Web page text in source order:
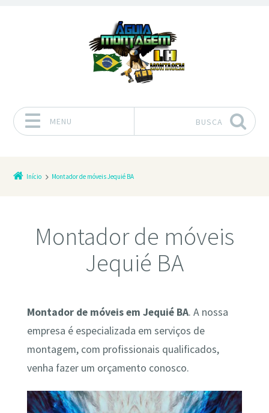
MENU BUSCA
Início Montador de móveis Jequié BA
Montador de móveis
Jequié BA
Montador de móveis em Jequié BA. A nossa
empresa é especializada em serviços de
montagem, com profissionais qualificados,
venha fazer um orçamento conosco.